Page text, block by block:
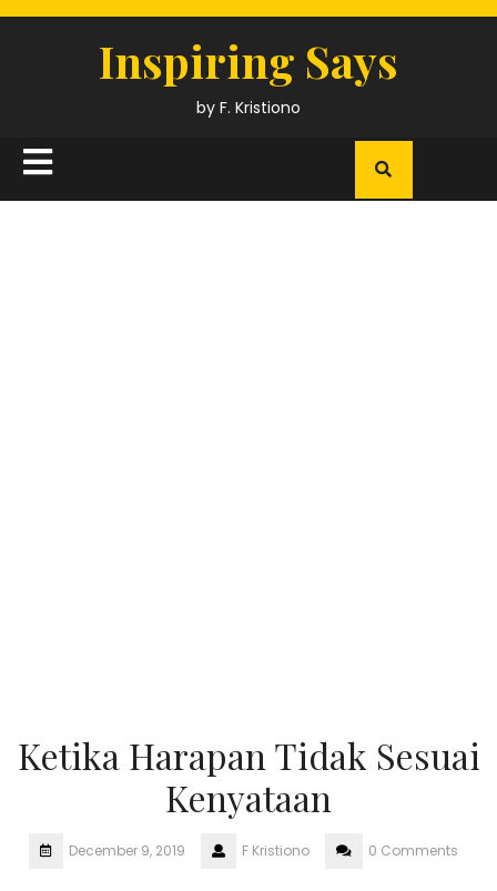
Inspiring Says
by F. Kristiono
Open
Button
Ketika Harapan Tidak Sesuai
Kenyataan
December 9, 2019 F Kristiono 0 Comments